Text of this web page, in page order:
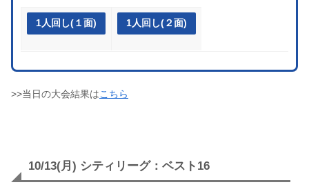
1人回し(１面) 1人回し(２面)
>>当日の大会結果はこちら
10/13(月) シティリーグ：ベスト16